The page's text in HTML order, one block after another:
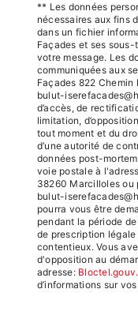
** Les données
nécessaires aux fins
dans un fichier
Façades et ses
votre message. Les
communiquées aux
Façades 822
bulut-
d’accès, de
limitation,
tout moment et du
d’une autorité de
données post-
voie postale à
38260 Marcilloles ou
bulut-
pourra vous être
pendant la période
de prescription
contentieux. Vous
d'opposition au
adresse:
d’informations sur